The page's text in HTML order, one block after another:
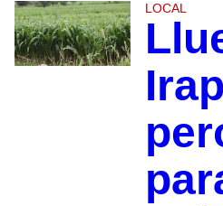
LOCAL